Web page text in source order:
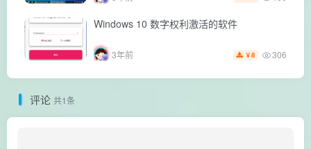
Windows 10 数字权利激活的软件
3年前 ￥8 306
评论 共1条